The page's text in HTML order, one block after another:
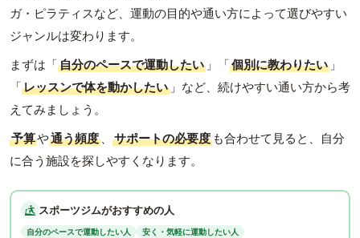
ガ・ピラティスなど、運動の目的や通い方によって選びやすい
ジャンルは変わります。
まずは「自分のペースで運動したい 」「個別に教わりたい 」
「レッスンで体を動かしたい 」など、続けやすい通い方から考
えてみましょう。
予算や通う頻度 、 サポートの必要度 も合わせて見ると、自分
に合う施設を探しやすくなります。
スポーツジムがおすすめの人
自分のペースで運動したい人
安く・気軽に運動したい人